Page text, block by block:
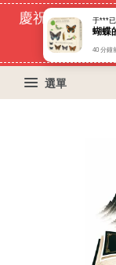
慶祝蝦皮好評
51
選單
40 分鐘